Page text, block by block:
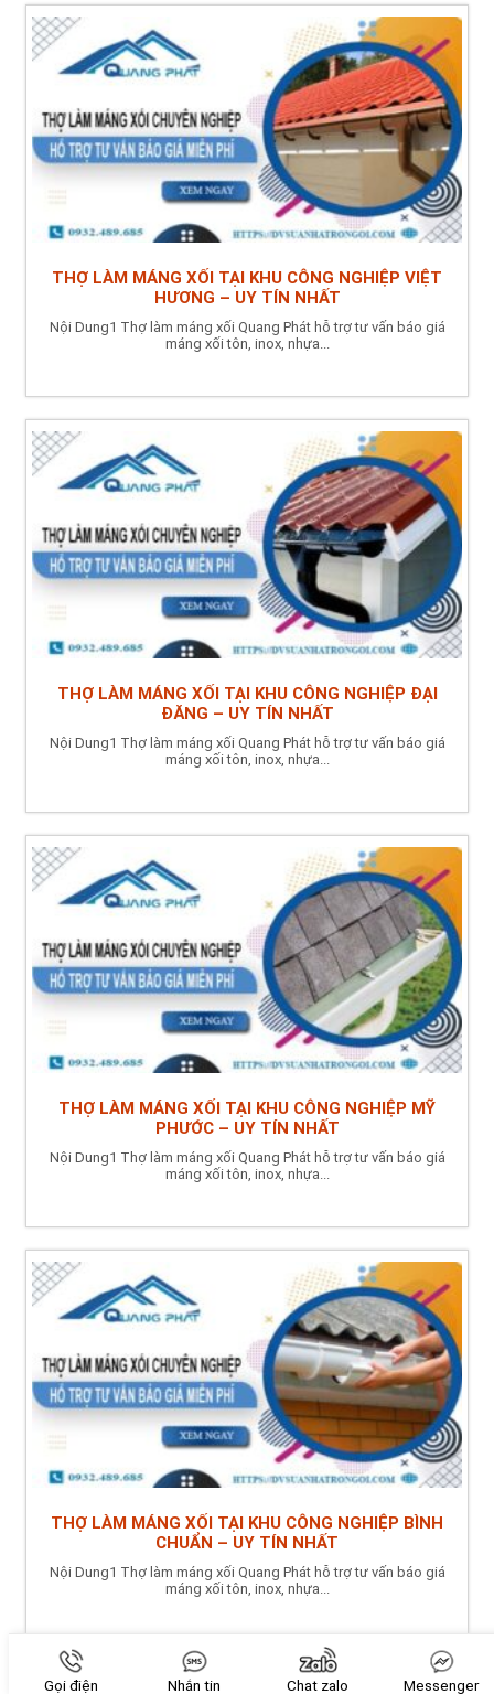
THỢ LÀM MÁNG XỐI TẠI KHU CÔNG NGHIỆP VIỆT
HƯƠNG – UY TÍN NHẤT
Nội Dung1 Thợ làm máng xối Quang Phát hỗ trợ tư vấn báo giá
máng xối tôn, inox, nhựa...
THỢ LÀM MÁNG XỐI TẠI KHU CÔNG NGHIỆP ĐẠI
ĐĂNG – UY TÍN NHẤT
Nội Dung1 Thợ làm máng xối Quang Phát hỗ trợ tư vấn báo giá
máng xối tôn, inox, nhựa...
THỢ LÀM MÁNG XỐI TẠI KHU CÔNG NGHIỆP MỸ
PHƯỚC – UY TÍN NHẤT
Nội Dung1 Thợ làm máng xối Quang Phát hỗ trợ tư vấn báo giá
máng xối tôn, inox, nhựa...
THỢ LÀM MÁNG XỐI TẠI KHU CÔNG NGHIỆP BÌNH
CHUẨN – UY TÍN NHẤT
Nội Dung1 Thợ làm máng xối Quang Phát hỗ trợ tư vấn báo giá
máng xối tôn, inox, nhựa...
Gọi điện Nhắn tin Chat zalo Messenger